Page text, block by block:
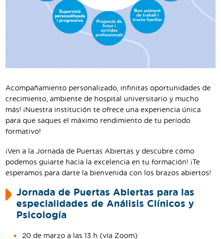
Acompañamiento personalizado, infinitas oportunidades de
crecimiento, ambiente de hospital universitario y mucho
más! ¡Nuestra institución te ofrece una experiencia única
para que saques el máximo rendimiento de tu período
formativo!
¡Ven a la Jornada de Puertas Abiertas y descubre cómo
podemos guiarte hacia la excelencia en tu formación! ¡Te
esperamos para darte la bienvenida con los brazos abiertos!
Jornada de Puertas Abiertas para las
especialidades de Análisis Clínicos y
Psicología
20 de marzo a las 13 h (vía Zoom)